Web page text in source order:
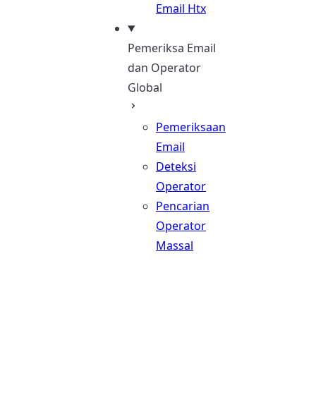
Email Htx
Pemeriksa Email
dan Operator
Global
Pemeriksaan
Email
Deteksi
Operator
Pencarian
Operator
Massal